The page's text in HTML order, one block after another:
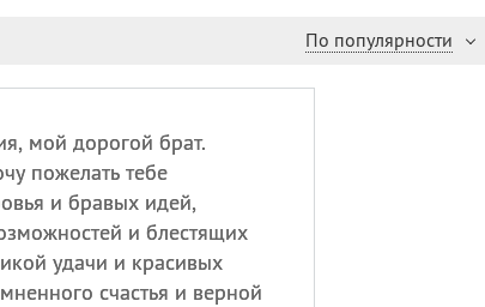
По популярности
мой дорогой брат.
пожелать тебе
и бравых идей,
и блестящих
удачи и красивых
счастья и верной